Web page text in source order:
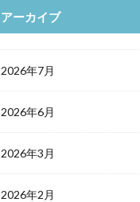
アーカイブ
2026年7月
2026年6月
2026年3月
2026年2月